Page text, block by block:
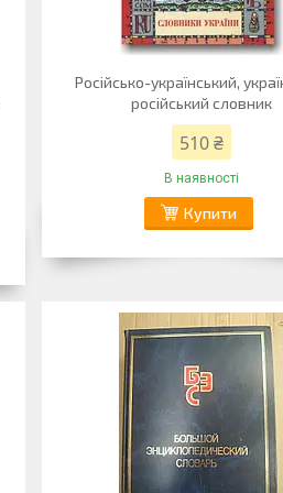
Російсько-український,
російський словник
510 ₴
В наявності
Купити